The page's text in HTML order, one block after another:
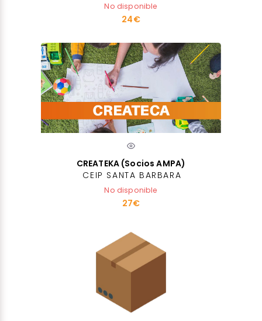
No disponible
24€
CREATEKA (Socios AMPA)
CEIP SANTA BARBARA
No disponible
27€